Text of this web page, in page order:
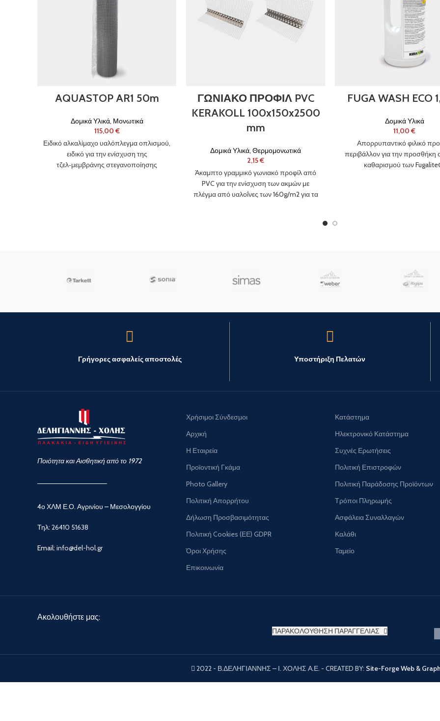
AQUASTOP AR1 50m
Δομικά Υλικά, Μονωτικά
€
Ειδικό αλκαλίμαχο υαλόπλεγμα οπλισμού,
ειδικό για την ενίσχυση της
τζελ‑μεμβράνης στεγανοποίησης
ΓΩΝΙΑΚΟ ΠΡΟΦΙΛ PVC
KERAKOLL 100x150x2500
mm
Δομικά Υλικά, Θερμομονωτικά
€
Άκαμπτο γραμμικό γωνιακό προφίλ από
PVC για την ενίσχυση των ακμών με
πλέγμα από υαλοΐνες των 160g/m2 για τα
FUGA WASH ECO
Δομικά Υλικά
€
Απορρυπαντικό φιλικό
περιβάλλον για την προσθήκη
καθαρισμού των
Γρήγορες ασφαλείς αποστολές Υποστήριξη Πελατών
Ποιότητα και Αισθητική από το 1972
4ο ΧΛΜ Ε.Ο. Αγρινίου – Μεσολογγίου
Τηλ: 26410 51638
Email: info@del-hol.gr
Χρήσιμοι Σύνδεσμοι
Αρχική
Η Εταιρεία
Προϊοντική Γκάμα
Photo Gallery
Πολιτική Απορρήτου
Δήλωση Προσβασιμότητας
Πολιτική Cookies (ΕΕ) GDPR
Όροι Χρήσης
Επικοινωνία
Κατάστημα
Ηλεκτρονικό Κατάστημα
Συχνές Ερωτήσεις
Πολιτική Επιστροφών
Πολιτική Παράδοσης Προϊόντων
Τρόποι Πληρωμής
Ασφάλεια Συναλλαγών
Καλάθι
Ταμείο
Ακολουθήστε μας:
ΠΑΡΑΚΟΛΟΥΘΗΣΗ ΠΑΡΑΓΓΕΛΙΑΣ
2022 - Β.ΔΕΛΗΓΙΑΝΝΗΣ – Ι. ΧΟΛΗΣ Α.Ε. - CREATED BY: Site-Forge Web &